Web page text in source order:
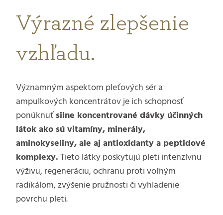
Výrazné zlepšenie
vzhľadu.
Významným aspektom pleťových sér a
ampulkových koncentrátov je ich schopnosť
ponúknuťsilne koncentrované dávky účinných
látok ako sú vitamíny, minerály,
aminokyseliny, ale aj antioxidanty a peptidové
komplexy.Tieto látky poskytujú pleti intenzívnu
výživu, regeneráciu, ochranu proti voľným
radikálom, zvýšenie pružnosti či vyhladenie
povrchu pleti.